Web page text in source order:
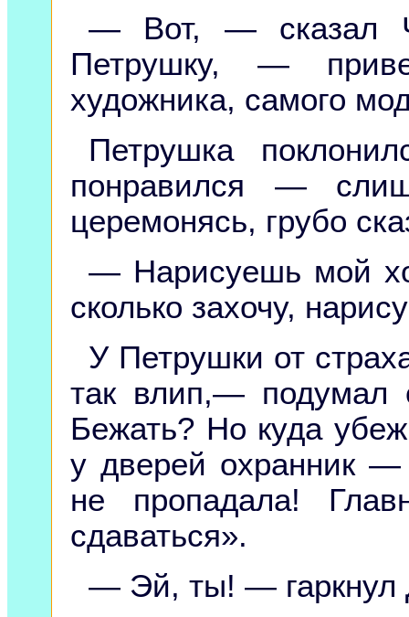
— Вот, — сказал
Петрушку, —
художника, самого
Петрушка
понравился —
церемонясь, грубо
— Нарисуешь мой
сколько захочу,
У Петрушки от
так влип,—
Бежать? Но куда
у дверей охранник
не пропадала!
сдаваться».
— Эй, ты! — гаркнул